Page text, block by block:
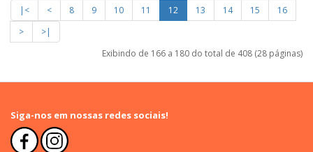
|< < 8 9 10 11 12 13 14 15
16
>
>|
Exibindo de 166 a 180 do total de 408 (28 páginas)
Siga-nos em nossas redes sociais!